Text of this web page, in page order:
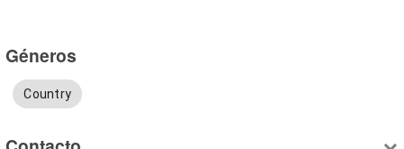
Géneros
Country